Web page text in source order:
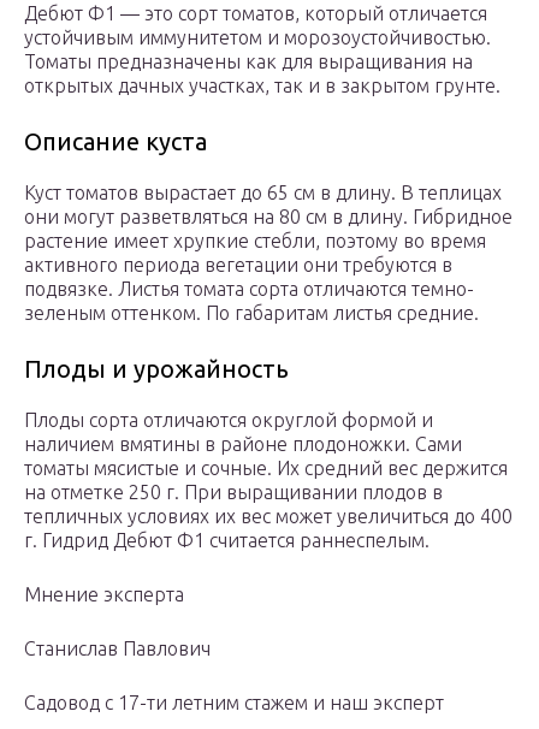
Дебют Ф1 — это сорт томатов, который отличается
устойчивым иммунитетом и морозоустойчивостью.
Томаты предназначены как для выращивания на
открытых дачных участках, так и в закрытом грунте.
Описание куста
Куст томатов вырастает до 65 см в длину. В теплицах
они могут разветвляться на 80 см в длину. Гибридное
растение имеет хрупкие стебли, поэтому во время
активного периода вегетации они требуются в
подвязке. Листья томата сорта отличаются темно-
зеленым оттенком. По габаритам листья средние.
Плоды и урожайность
Плоды сорта отличаются округлой формой и
наличием вмятины в районе плодоножки. Сами
томаты мясистые и сочные. Их средний вес держится
на отметке 250 г. При выращивании плодов в
тепличных условиях их вес может увеличиться до 400
г. Гидрид Дебют Ф1 считается раннеспелым.
Мнение эксперта
Станислав Павлович
Садовод с 17-ти летним стажем и наш эксперт